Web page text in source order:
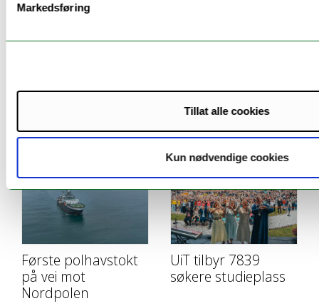
Markedsføring
Tillat alle cookies
Kun nødvendige cookies
– Ser på Nord-
land
– Vi er her for deg!
Første polhavstokt
på vei mot
Nordpolen
UiT tilbyr 7839
søkere studieplass